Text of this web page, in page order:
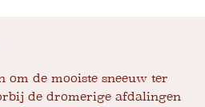
om de mooiste sneeuw ter
de dromerige afdalingen